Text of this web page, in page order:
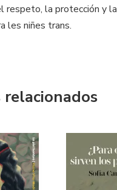
respeto, la protección y la
les niñes trans.